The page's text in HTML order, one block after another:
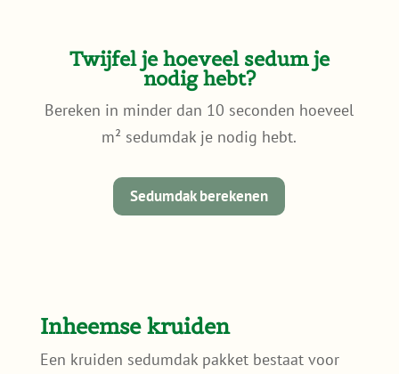
Twijfel je hoeveel sedum je
nodig hebt?
Bereken in minder dan 10 seconden hoeveel
m² sedumdak je nodig hebt.
Sedumdak berekenen
Inheemse kruiden
Een kruiden sedumdak pakket bestaat voor